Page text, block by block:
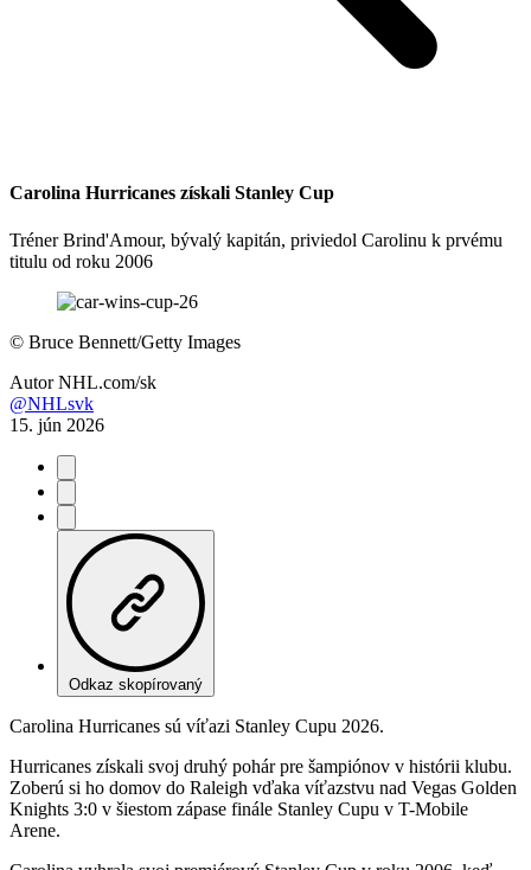
Carolina Hurricanes získali Stanley Cup
Tréner Brind'Amour, bývalý kapitán, priviedol Carolinu k prvému
titulu od roku 2006
© Bruce Bennett/Getty Images
Autor NHL.com/sk
@NHLsvk
15. jún 2026
Odkaz skopírovaný
Carolina Hurricanes sú víťazi Stanley Cupu 2026.
Hurricanes získali svoj druhý pohár pre šampiónov v histórii klubu.
Zoberú si ho domov do Raleigh vďaka víťazstvu nad Vegas Golden
Knights 3:0 v šiestom zápase finále Stanley Cupu v T-Mobile
Arene.